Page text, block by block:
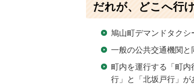
だれが、どこへ行
鳩山町デマンドタクシ
一般の公共交通機関と
町内を運行する「町
行」と「北坂戸行」が